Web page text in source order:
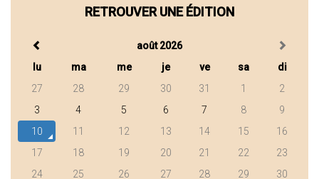
RETROUVER UNE ÉDITION
août 2026
lu
ma me je ve sa
di
27
28 29 30 31 1
2
3
4 5 6 7 8
9
10
11 12 13 14 15
16
17
18 19 20 21 22
23
24
25 26 27 28 29 30